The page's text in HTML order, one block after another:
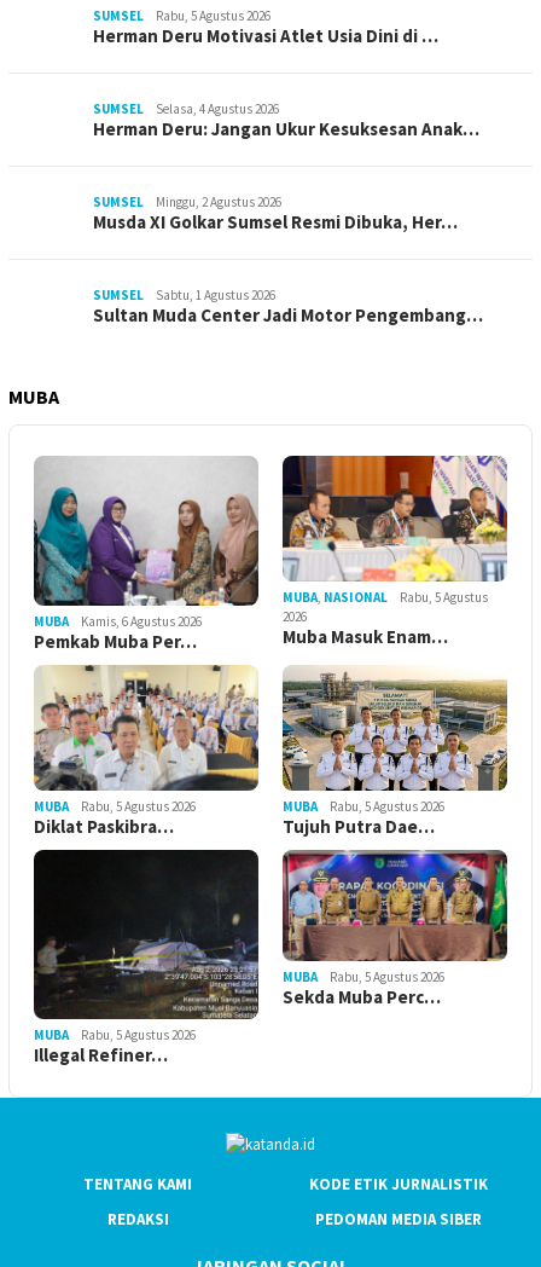
SUMSEL Rabu, 5 Agustus 2026
Herman Deru Motivasi Atlet Usia Dini di …
SUMSEL Selasa, 4 Agustus 2026
Herman Deru: Jangan Ukur Kesuksesan Anak…
SUMSEL Minggu, 2 Agustus 2026
Musda XI Golkar Sumsel Resmi Dibuka, Her…
SUMSEL Sabtu, 1 Agustus 2026
Sultan Muda Center Jadi Motor Pengembang…
MUBA
MUBA Kamis, 6 Agustus 2026
Pemkab Muba Per…
MUBA, NASIONAL
Rabu, 5 Agustus
2026
Muba Masuk Enam…
MUBA Rabu, 5 Agustus 2026
Diklat Paskibra…
MUBA Rabu, 5 Agustus 2026
Tujuh Putra Dae…
MUBA Rabu, 5 Agustus 2026
Illegal Refiner…
MUBA Rabu, 5 Agustus 2026
Sekda Muba Perc…
TENTANG KAMI
KODE ETIK JURNALISTIK
REDAKSI
PEDOMAN MEDIA SIBER